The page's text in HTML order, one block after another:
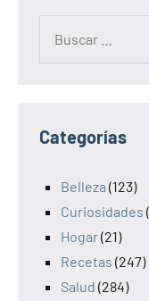
Categorías
Belleza (123)
Curiosidades
Hogar(21)
Recetas (247)
Salud (284)